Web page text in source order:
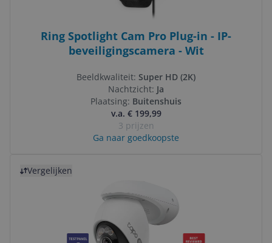
Ring Spotlight Cam Pro Plug-in - IP-
beveiligingscamera - Wit
Beeldkwaliteit: Super HD (2K)
Nachtzicht: Ja
Plaatsing: Buitenshuis
v.a. € 199,99
3 prijzen
Ga naar goedkoopste
Vergelijken